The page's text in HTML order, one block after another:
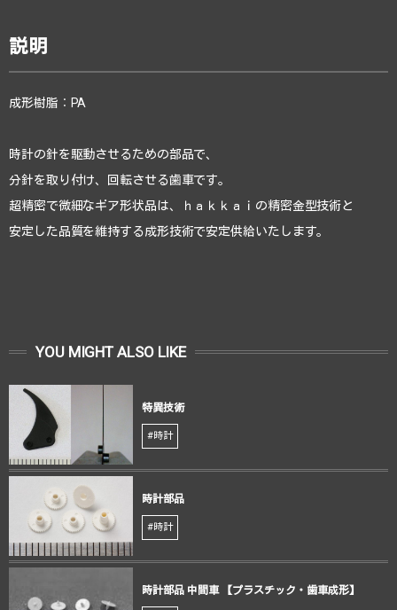
説明
成形樹脂：PA
時計の針を駆動させるための部品で、
分針を取り付け、回転させる歯車です。
超精密で微細なギア形状品は、ｈａｋｋａｉの精密金型技術と
安定した品質を維持する成形技術で安定供給いたします。
YOU MIGHT ALSO LIKE
特異技術
#時計
時計部品
#時計
時計部品 中間車 【プラスチック・歯車成形】